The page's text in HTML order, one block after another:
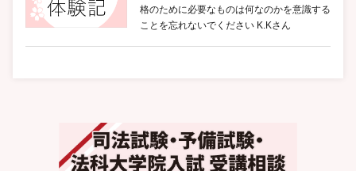
格のために必要なものは何なのかを意識する
ことを忘れないでください K.Kさん